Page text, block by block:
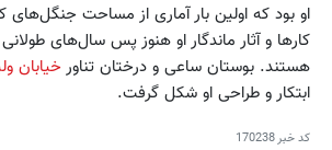
او بود که اولین بار آماری از مساحت جنگل‌های
کارها و آثار ماندگار او هنوز پس سال‌های
هستند. بوستان ساعی و درختان تناورخیابان
ابتکار و طراحی او شکل گرفت.
کد خبر170238